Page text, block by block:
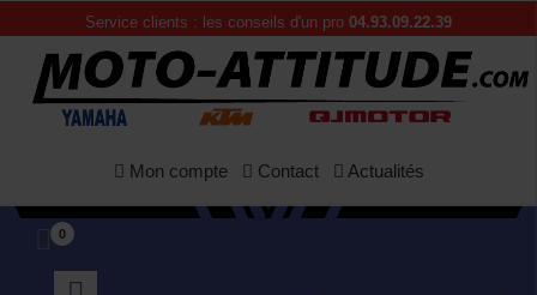
Service clients : les conseils d'un pro 04.93.09.22.39
Mon compte Contact Actualités
0